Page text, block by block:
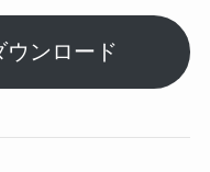
ウンロード